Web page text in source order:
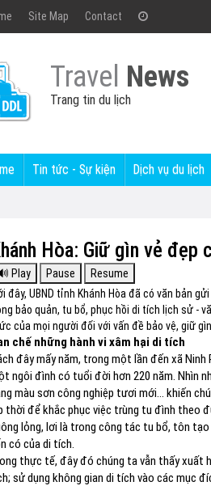
Site Map Contact
Travel News
Trang tin du lịch
Tin tức - Sự kiện Dịch vụ du lịch
Hòa: Giữ gìn vẻ đẹp
đây, UBND tỉnh Khánh Hòa đã có văn bản
bảo quản, tu bổ, phục hồi di tích lịch sử -
của mọi người đối với vấn đề bảo vệ, giữ
chế những hành vi xâm hại di tích
đây mấy năm, trong một lần đến xã
ngôi đình có tuổi đời hơn 220 năm. Nhìn
màu sơn công nghiệp tươi mới… khiến
thời để khắc phục việc trùng tu đình theo
lỏng, lơi là trong công tác tu bổ, tôn
có của di tích.
thực tế, đây đó chúng ta vẫn thấy xuất
sử dụng không gian di tích vào các mục